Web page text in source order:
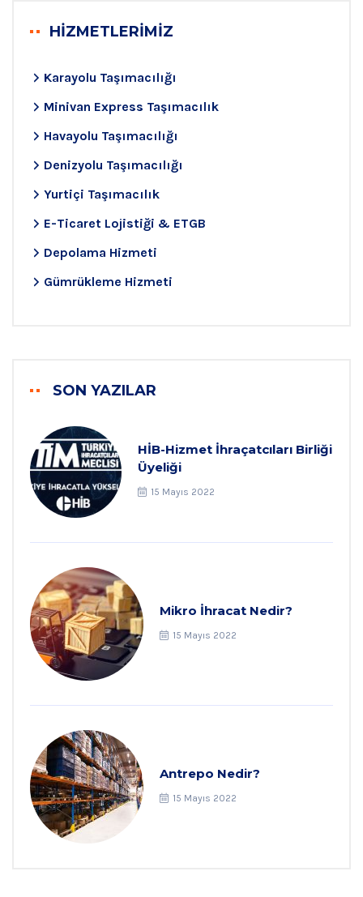
HİZMETLERİMİZ
Karayolu Taşımacılığı
Minivan Express Taşımacılık
Havayolu Taşımacılığı
Denizyolu Taşımacılığı
Yurtiçi Taşımacılık
E-Ticaret Lojistiği & ETGB
Depolama Hizmeti
Gümrükleme Hizmeti
SON YAZILAR
HİB-Hizmet İhraçatcıları Birliği
Üyeliği
15 Mayıs 2022
Mikro İhracat Nedir?
15 Mayıs 2022
Antrepo Nedir?
15 Mayıs 2022